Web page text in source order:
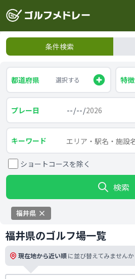
条件検索
都道府県 選択する 特徴
プレー日
キーワード
ショートコースを除く
検索
福井県
福井県のゴルフ場一覧
現在地から近い順に並び替えてみませんか